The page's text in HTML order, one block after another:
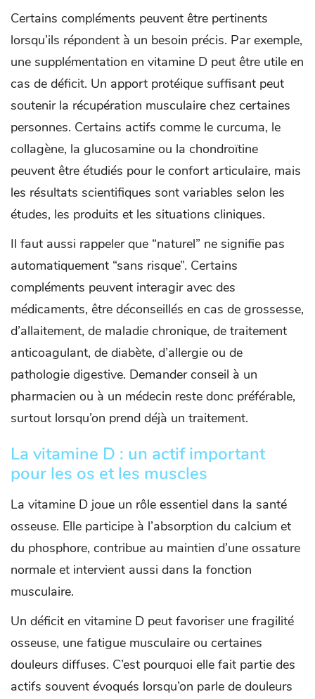
Certains compléments peuvent être pertinents
lorsqu’ils répondent à un besoin précis. Par exemple,
une supplémentation en vitamine D peut être utile en
cas de déficit. Un apport protéique suffisant peut
soutenir la récupération musculaire chez certaines
personnes. Certains actifs comme le curcuma, le
collagène, la glucosamine ou la chondroïtine
peuvent être étudiés pour le confort articulaire, mais
les résultats scientifiques sont variables selon les
études, les produits et les situations cliniques.
Il faut aussi rappeler que “naturel” ne signifie pas
automatiquement “sans risque”. Certains
compléments peuvent interagir avec des
médicaments, être déconseillés en cas de grossesse,
d’allaitement, de maladie chronique, de traitement
anticoagulant, de diabète, d’allergie ou de
pathologie digestive. Demander conseil à un
pharmacien ou à un médecin reste donc préférable,
surtout lorsqu’on prend déjà un traitement.
La vitamine D : un actif important
pour les os et les muscles
La vitamine D joue un rôle essentiel dans la santé
osseuse. Elle participe à l’absorption du calcium et
du phosphore, contribue au maintien d’une ossature
normale et intervient aussi dans la fonction
musculaire.
Un déficit en vitamine D peut favoriser une fragilité
osseuse, une fatigue musculaire ou certaines
douleurs diffuses. C’est pourquoi elle fait partie des
actifs souvent évoqués lorsqu’on parle de douleurs